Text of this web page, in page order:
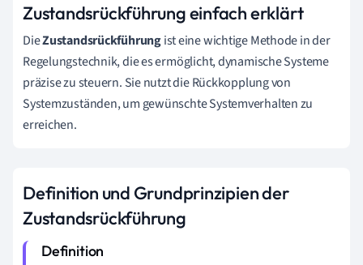
Zustandsrückführung einfach erklärt
DieZustandsrückführungist eine wichtige Methode in der
Regelungstechnik, die es ermöglicht, dynamische Systeme
präzise zu steuern. Sie nutzt die Rückkopplung von
Systemzuständen, um gewünschte Systemverhalten zu
erreichen.
Definition und Grundprinzipien der
Zustandsrückführung